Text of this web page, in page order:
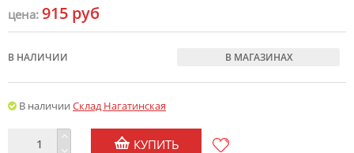
цена: 915 руб
В НАЛИЧИИ В МАГАЗИНАХ
В наличии Склад Нагатинская
КУПИТЬ